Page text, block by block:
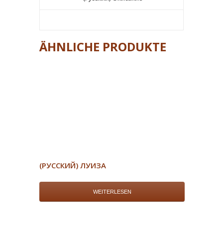
ÄHNLICHE PRODUKTE
(РУССКИЙ) ЛУИЗА
WEITERLESEN